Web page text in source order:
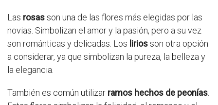
Las rosasson una de las flores más elegidas por las
novias. Simbolizan el amor y la pasión, pero a su vez
son románticas y delicadas. Los liriosson otra opción
a considerar, ya que simbolizan la pureza, la belleza y
la elegancia.
También es común utilizar ramos hechos de peonías